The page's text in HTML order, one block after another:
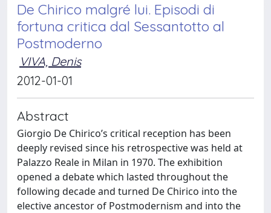
De Chirico malgré lui. Episodi di
fortuna critica dal Sessantotto al
Postmoderno
VIVA, Denis
2012-01-01
Abstract
Giorgio De Chirico’s critical reception has been
deeply revised since his retrospective was held at
Palazzo Reale in Milan in 1970. The exhibition
opened a debate which lasted throughout the
following decade and turned De Chirico into the
elective ancestor of Postmodernism and into the